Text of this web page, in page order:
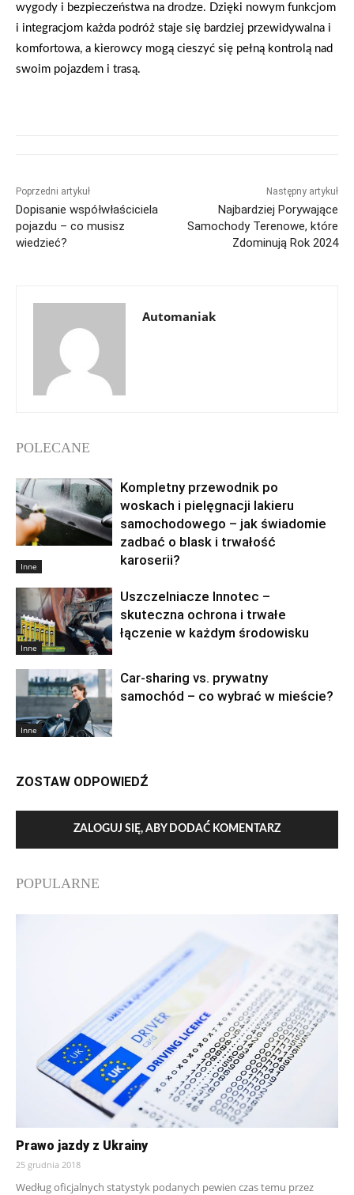
wygody i bezpieczeństwa na drodze. Dzięki nowym funkcjom
i integracjom każda podróż staje się bardziej przewidywalna i
komfortowa, a kierowcy mogą cieszyć się pełną kontrolą nad
swoim pojazdem i trasą.
Poprzedni artykuł
Dopisanie współwłaściciela
pojazdu – co musisz
wiedzieć?
Następny artykuł
Najbardziej Porywające
Samochody Terenowe, które
Zdominują Rok 2024
Automaniak
POLECANE
Inne
Kompletny przewodnik po
woskach i pielęgnacji lakieru
samochodowego – jak świadomie
zadbać o blask i trwałość
karoserii?
Inne
Uszczelniacze Innotec –
skuteczna ochrona i trwałe
łączenie w każdym środowisku
Inne
Car-sharing vs. prywatny
samochód – co wybrać w mieście?
ZOSTAW ODPOWIEDŹ
ZALOGUJ SIĘ, ABY DODAĆ KOMENTARZ
POPULARNE
Prawo jazdy z Ukrainy
25 grudnia 2018
Według oficjalnych statystyk podanych pewien czas temu przez